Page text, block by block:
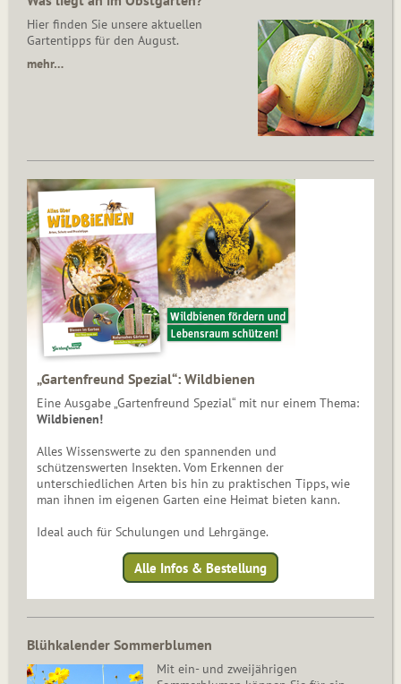
Hier finden Sie unsere aktuellen
Gartentipps für den August.
mehr…
„Gartenfreund Spezial“: Wildbienen
Eine Ausgabe „Gartenfreund Spezial“ mit nur einem Thema:
Wildbienen!
Alles Wissenswerte zu den spannenden und
schützenswerten Insekten. Vom Erkennen der
unterschiedlichen Arten bis hin zu praktischen Tipps, wie
man ihnen im eigenen Garten eine Heimat bieten kann.
Ideal auch für Schulungen und Lehrgänge.
Alle Infos & Bestellung
Blühkalender Sommerblumen
Mit ein- und zweijährigen